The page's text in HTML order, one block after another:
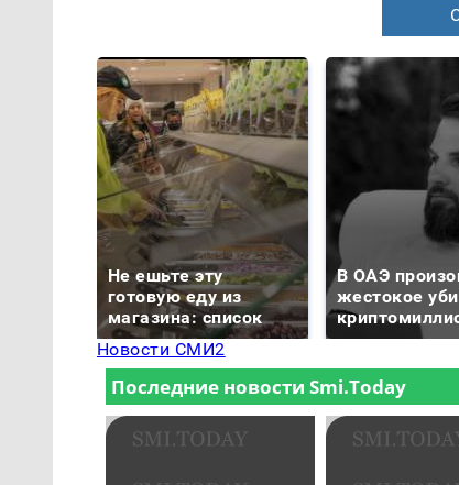
Не ешьте эту
готовую еду из
магазина: список
В ОАЭ
жестокое
Новости СМИ2